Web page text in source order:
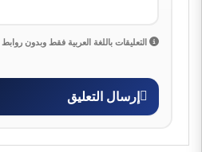
التعليقات باللغة العربية فقط وبدون روابط
إرسال التعليق